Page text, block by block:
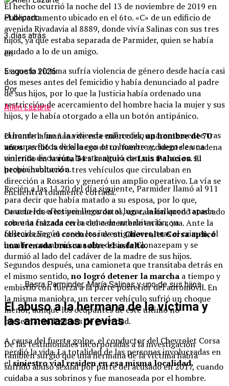
El hecho ocurrió la noche del 13 de noviembre de 2019 en
el departamento ubicado en el 6to. «C» de un edificio de
avenida Rivadavia al 8889, donde vivía Salinas con sus tres
hijos, ya que estaba separada de Parmider, quien se había
mudado a lo de un amigo.
Es que la víctima sufría violencia de género desde hacía casi
dos meses antes del femicidio y había denunciado al padre
de sus hijos, por lo que la Justicia había ordenado una
restricción de acercamiento del hombre hacia la mujer y sus
hijos, y le había otorgado a ella un botón antipánico.
el hombre fue a la vivienda enfurecido aparentemente tras
ver unas fotos de ella con otro hombre y, luego de una
violenta discusión, la estranguló con sus manos en su
propia habitación.
Recién a las 11.20 del día siguiente, Parmider llamó al 911
para decir que había matado a su esposa, por lo que,
cuando los efectivos llegaron al lugar, la hallaron tapada
con una frazada en la cama de su habitación, ya
fallecida.Según creen los investigadores, tras el crimen, el
hombre consumió una alta dosis de Clonazepam y se
durmió al lado del cadáver de la madre de sus hijos.
Basra Parminder, María Salinas y uno de sus hijos.
El abuso a la hermana de la víctima y
las amenazas previas
De las testimoniales incorporadas a la investigación
también surgió que una hermana de la víctima había
sufrido abuso sexual por parte del acusado en 2017, cuando
cuidaba a sus sobrinos y fue manoseada por el hombre.
Publicado
3 días atrás
en
5 agosto 2026
Por
Ailén Lazarte
Durante la mañana de este miércoles, un hombre de 70
añosperdió la vida luego de un fuerte accidente en cadena
ocurrido en laruta 34a la altura deLuis Palacios.El
hecho involucró a tres vehículos que circulaban en
dirección a Rosario y generó un amplio operativo. La vía se
encuentra tolamente cortada.
De acuerdo a los primeros datos, un camión quedó atascado
sobre la calzada cerca del cementerio en la zona. Ante la
obsturcción, el conductor de unChevrolet Corsa aplicó
una frenada brusca sobre el asfalto.
Segundos después, una camioneta que transitaba detrás en
el mismo sentido, no logró detener la marcha a tiempo y
embistió con fuerza a la parte posterior del automóvil. En
la misma maniobra, un tercer vehículo sufrió un choque
menor, aunque los ocupantes de este último no
presentaron lesiones de gravedad.
A causa del fuerte golpe, el conductor del Chevrolet Corsa
perdió la vida. La totalidad de las personas involucradas en
elsiniestro vial residen en esa misma localidad.